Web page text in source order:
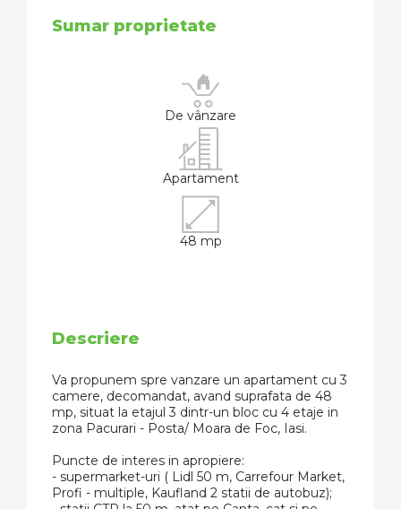
Sumar proprietate
De vânzare
Apartament
48 mp
Descriere
Va propunem spre vanzare un apartament cu 3
camere, decomandat, avand suprafata de 48
mp, situat la etajul 3 dintr-un bloc cu 4 etaje in
zona Pacurari - Posta/ Moara de Foc, Iasi.
Puncte de interes in apropiere:
- supermarket-uri ( Lidl 50 m, Carrefour Market,
Profi - multiple, Kaufland 2 statii de autobuz);